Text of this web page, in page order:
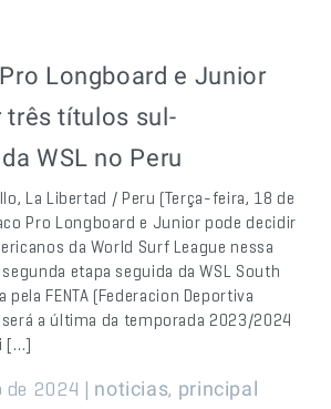
Longboard e Junior
três títulos sul-
WSL no Peru
La Libertad / Peru (Terça-feira, 18 de
Pro Longboard e Junior pode decidir
da World Surf League nessa
etapa seguida da WSL South
FENTA (Federacion Deportiva
será a última da temporada 2023/2024
[…]
de 2024 | noticias, principal